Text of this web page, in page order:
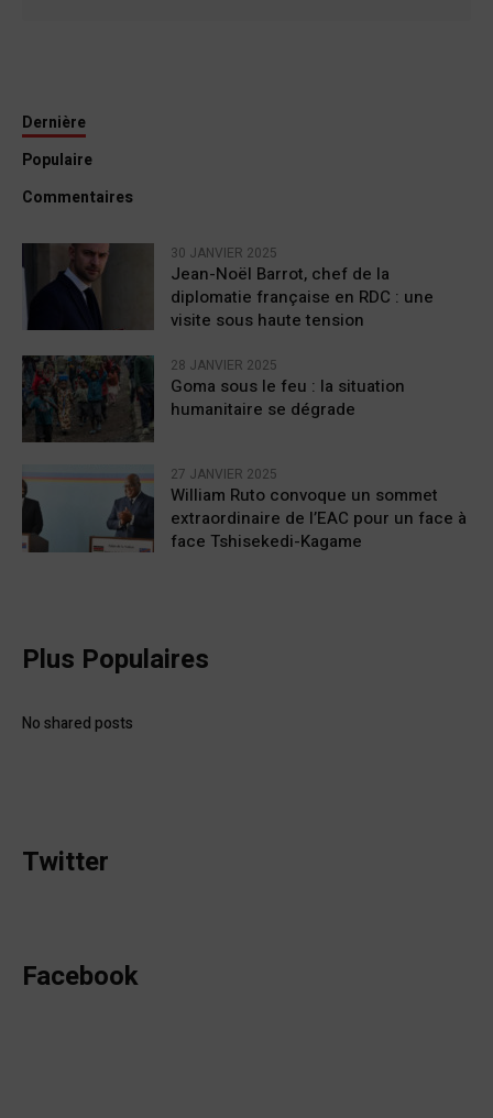
Dernière
Populaire
Commentaires
30 JANVIER 2025
Jean-Noël Barrot, chef de la
diplomatie française en RDC : une
visite sous haute tension
28 JANVIER 2025
Goma sous le feu : la situation
humanitaire se dégrade
27 JANVIER 2025
William Ruto convoque un sommet
extraordinaire de l’EAC pour un face à
face Tshisekedi-Kagame
Plus Populaires
No shared posts
Twitter
Facebook